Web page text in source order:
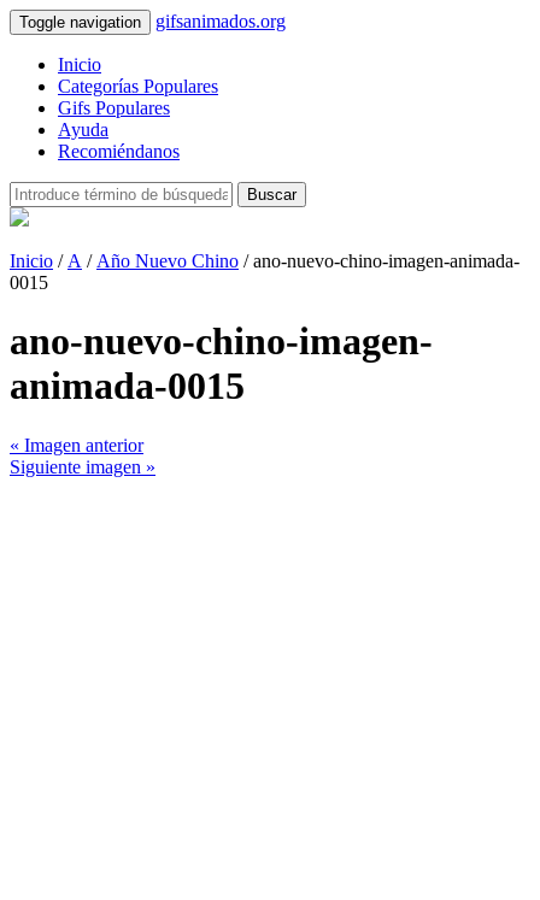
Toggle navigation gifsanimados.org
Inicio
Categorías Populares
Gifs Populares
Ayuda
Recomiéndanos
Buscar
Inicio / A / Año Nuevo Chino / ano-nuevo-chino-imagen-animada-
0015
ano-nuevo-chino-imagen-
animada-0015
« Imagen anterior
Siguiente imagen »